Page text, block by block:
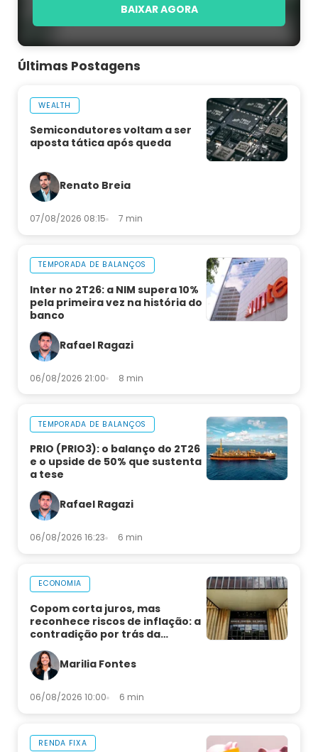
BAIXAR AGORA
Últimas Postagens
WEALTH
Semicondutores voltam a ser
aposta tática após queda
Renato Breia
07/08/2026 08:15 7 min
TEMPORADA DE BALANÇOS
Inter no 2T26: a NIM supera 10%
pela primeira vez na história do
banco
Rafael Ragazi
06/08/2026 21:00 8 min
TEMPORADA DE BALANÇOS
PRIO (PRIO3): o balanço do 2T26
e o upside de 50% que sustenta
a tese
Rafael Ragazi
06/08/2026 16:23 6 min
ECONOMIA
Copom corta juros, mas
reconhece riscos de inflação: a
contradição por trás da
Marilia Fontes
06/08/2026 10:00 6 min
RENDA FIXA